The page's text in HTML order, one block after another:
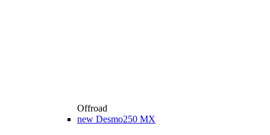
Offroad
new Desmo250 MX